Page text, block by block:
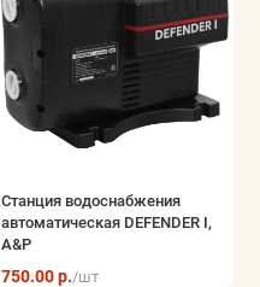
Станция водоснабжения
автоматическая DEFENDER I,
A&P
750.00 р./шт